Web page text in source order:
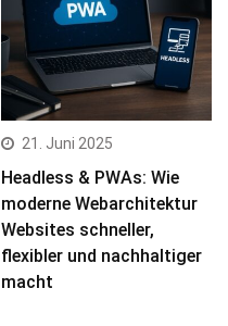
21. Juni 2025
Headless & PWAs: Wie
moderne Webarchitektur
Websites schneller,
flexibler und nachhaltiger
macht